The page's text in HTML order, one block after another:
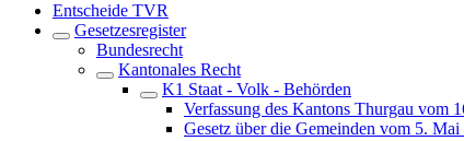
Entscheide TVR
Gesetzesregister
Bundesrecht
Kantonales Recht
K1 Staat - Volk - Behörden
Verfassung des Kantons Thurgau vom
Gesetz über die Gemeinden vom 5. Mai